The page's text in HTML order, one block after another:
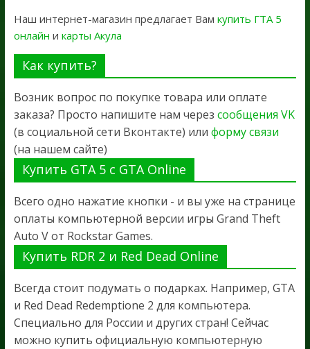
Наш интернет-магазин предлагает Вам купить ГТА 5
онлайн и карты Акула
Как купить?
Возник вопрос по покупке товара или оплате
заказа? Просто напишите нам через сообщения VK
(в социальной сети Вконтакте) или форму связи
(на нашем сайте)
Купить GTA 5 с GTA Online
Всего одно нажатие кнопки - и вы уже на странице
оплаты компьютерной версии игры Grand Theft
Auto V от Rockstar Games.
Купить RDR 2 и Red Dead Online
Всегда стоит подумать о подарках. Например, GTA
и Red Dead Redemptione 2 для компьютера.
Специально для России и других стран! Сейчас
можно купить официальную компьютерную